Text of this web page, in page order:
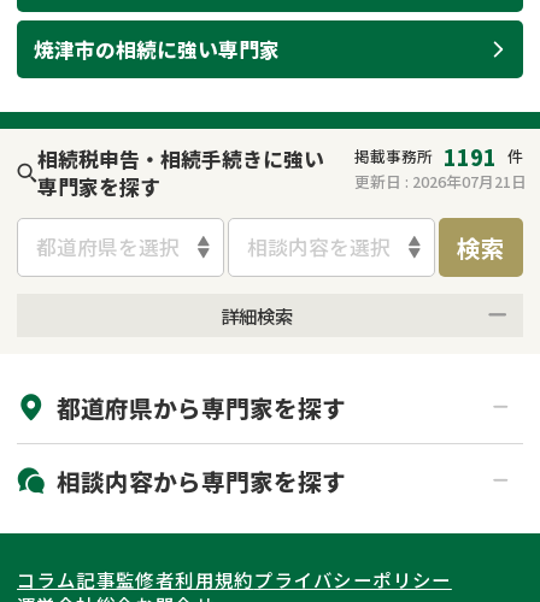
相続登記
遺留分侵害額請求
贈与税
相続人調査
不動産評価(相続不動
産)
コラム
相続手続き
不動産の相続
相続登記
調査・アンケート
焼津市の相続に強い専門家
相続税申告・相続手続きに強い
専門家を探す
掲載事務所 1191 件
更新日 : 2026年07月21日
都道府県を選択 相談内容を選択 検索
詳細検索
初回相談無料
土日祝の相談可能
都道府県から専門家を探す
北海道・東北
北海道 青森県
関東
相談内容から専門家を探す
相続登記
遺産分割
コラム記事監修者利用規約プライバシーポリシー